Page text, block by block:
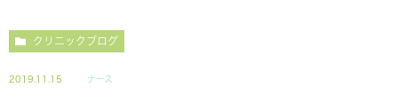
クリニックブログ
2019.11.15 ナース